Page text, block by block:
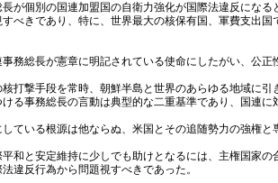
が個別の国連加盟国の自衛力強化が国際法違反にな
べきであり、特に、世界最大の核保有国、軍費支出
務総長が憲章に明記されている使命にしたがい、公
打撃手段を常時、朝鮮半島と世界のあらゆる地域に
る事務総長の言動は典型的な二重基準であり、国連
ている根源は他ならぬ、米国とその追随勢力の強権と
和と安定維持に少しでも助けとなるには、主権国家
違反行為から問題視すべきであった。